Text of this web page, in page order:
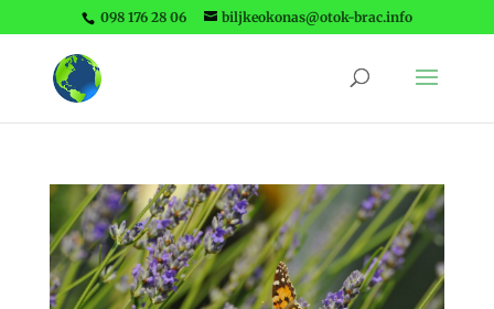
098 176 28 06 biljkeokonas@otok-brac.info